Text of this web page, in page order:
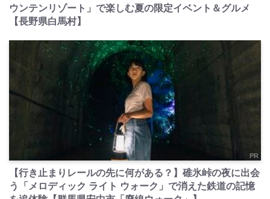
ウンテンリゾート」で楽しむ夏の限定イベント＆グルメ
【長野県白馬村】
PR
【行き止まりレールの先に何がある？】碓氷峠の夜に出会
う「メロディック ライト ウォーク」で消えた鉄道の記憶